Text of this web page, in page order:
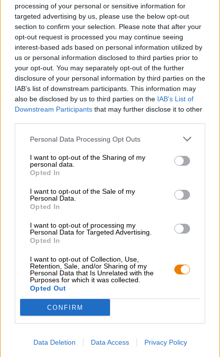
processing of your personal or sensitive information for
targeted advertising by us, please use the below opt-out
section to confirm your selection. Please note that after your
opt-out request is processed you may continue seeing
interest-based ads based on personal information utilized by
us or personal information disclosed to third parties prior to
your opt-out. You may separately opt-out of the further
disclosure of your personal information by third parties on the
IAB’s list of downstream participants. This information may
also be disclosed by us to third parties on the IAB’s List of
Downstream Participants that may further disclose it to other
Personal Data Processing Opt Outs
I want to opt-out of the Sharing of my
personal data.
Opted In
I want to opt-out of the Sale of my
Personal Data.
Opted In
I want to opt-out of processing my
Personal Data for Targeted Advertising.
Opted In
I want to opt-out of Collection, Use,
Retention, Sale, and/or Sharing of my
Personal Data that Is Unrelated with the
Purposes for which it was collected.
Opted Out
CONFIRM
Data Deletion Data Access Privacy Policy
€ 9,90
-
1 St. - € 9,90 / St.
Ausverkauft
29.07.2030
Belgische Ales | Holzfassgereifte Biere
rodenbach vintage 2023
€ 12,90
EINWEG
Ausverkauft